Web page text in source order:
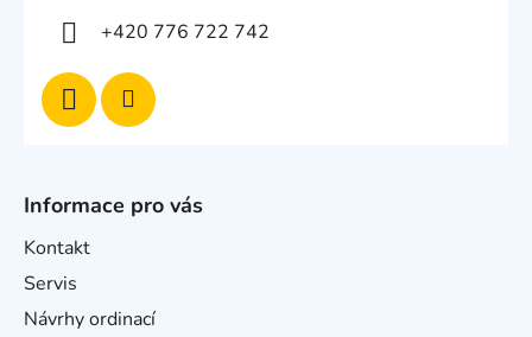
+420 776 722 742
Informace pro vás
Kontakt
Servis
Návrhy ordinací